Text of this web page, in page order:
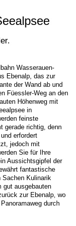
Wasserauen-
Ebenalp, das zur
der Wand ab und
Füessler-Weg an den
Höhenweg mit
in
feinste
gerade richtig, denn
erfordert
jedoch mit
Sie für Ihre
Aussichtsgipfel der
fantastische
Kulinarik
gut ausgebauten
zur Ebenalp, wo
durch